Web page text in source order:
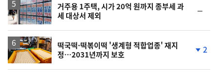
거주용 1주택, 시가 20억 원까지 종부세 과
세 대상서 제외
일
떡국떡·떡볶이떡 '생계형 적합업종' 재지
정…2031년까지 보호
2